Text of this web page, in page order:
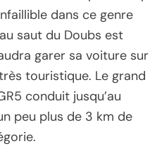
dans ce genre
saut du Doubs est
garer sa voiture sur
touristique. Le grand
conduit jusqu’au
peu plus de 3 km de